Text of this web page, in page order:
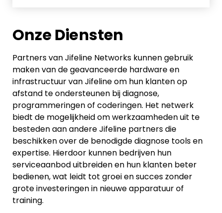
Onze Diensten
Partners van Jifeline Networks kunnen gebruik
maken van de geavanceerde hardware en
infrastructuur van Jifeline om hun klanten op
afstand te ondersteunen bij diagnose,
programmeringen of coderingen. Het netwerk
biedt de mogelijkheid om werkzaamheden uit te
besteden aan andere Jifeline partners die
beschikken over de benodigde diagnose tools en
expertise. Hierdoor kunnen bedrijven hun
serviceaanbod uitbreiden en hun klanten beter
bedienen, wat leidt tot groei en succes zonder
grote investeringen in nieuwe apparatuur of
training.